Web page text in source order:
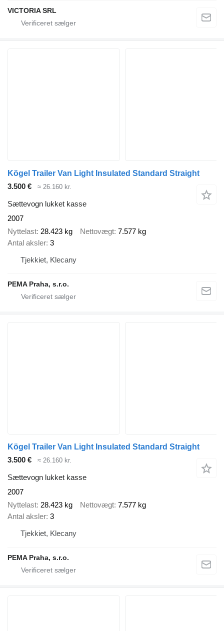
VICTORIA SRL
Kögel Trailer Van Light Insulated Standard Straight
3.500 €
≈ 26.160 kr.
Sættevogn lukket kasse
2007
Nyttelast 28.423 kg Nettovægt 7.577 kg
Antal aksler 3
Tjekkiet, Klecany
PEMA Praha, s.r.o.
Kögel Trailer Van Light Insulated Standard Straight
3.500 €
≈ 26.160 kr.
Sættevogn lukket kasse
2007
Nyttelast 28.423 kg Nettovægt 7.577 kg
Antal aksler 3
Tjekkiet, Klecany
PEMA Praha, s.r.o.